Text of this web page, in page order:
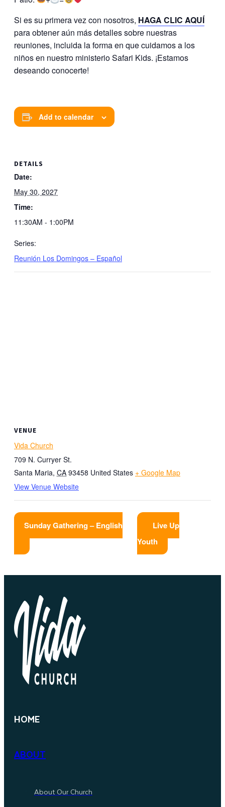
Si es su primera vez con nosotros, HAGA CLIC AQUÍ
para obtener aún más detalles sobre nuestras
reuniones, incluida la forma en que cuidamos a los
niños en nuestro ministerio Safari Kids. ¡Estamos
deseando conocerte!
Add to calendar
DETAILS
Date:
May 30, 2027
Time:
11:30AM - 1:00PM
Series:
Reunión Los Domingos – Español
VENUE
Vida Church
709 N. Curryer St.
Santa Maria, CA 93458 United States + Google Map
View Venue Website
Sunday Gathering – English
Live Up
Youth
HOME
ABOUT
About Our Church